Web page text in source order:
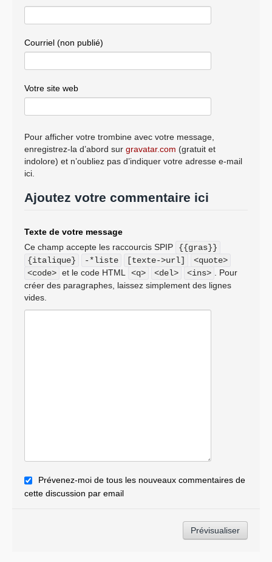
Courriel (non publié)
Votre site web
Pour afficher votre trombine avec votre message,
enregistrez-la d’abord sur gravatar.com (gratuit et
indolore) et n’oubliez pas d’indiquer votre adresse e-mail
ici.
Ajoutez votre commentaire ici
Texte de votre message
Ce champ accepte les raccourcis SPIP
{{gras}}
{italique}
-*liste [texte->url]
<quote>
<code> et le code HTML <q> <del> <ins>
. Pour
créer des paragraphes, laissez simplement des lignes
vides.
Prévenez-moi de tous les nouveaux commentaires de
cette discussion par email